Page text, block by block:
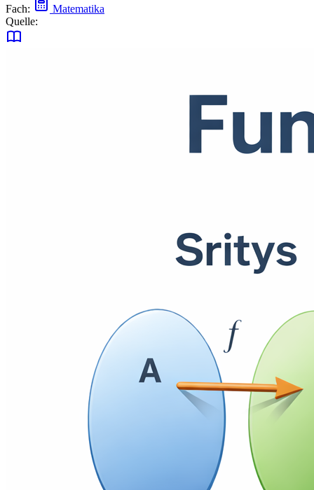
Fach:
Matematika
Quelle: